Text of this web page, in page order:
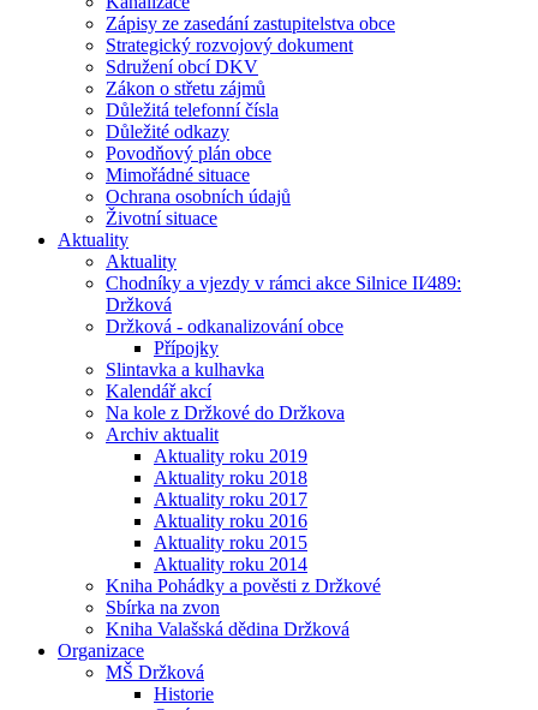
Zápisy ze zasedání zastupitelstva obce
Strategický rozvojový dokument
Sdružení obcí DKV
Zákon o střetu zájmů
Důležitá telefonní čísla
Důležité odkazy
Povodňový plán obce
Mimořádné situace
Ochrana osobních údajů
Životní situace
Aktuality
Aktuality
Chodníky a vjezdy v rámci akce Silnice II⁄489:
Držková
Držková - odkanalizování obce
Přípojky
Slintavka a kulhavka
Kalendář akcí
Na kole z Držkové do Držkova
Archiv aktualit
Aktuality roku 2019
Aktuality roku 2018
Aktuality roku 2017
Aktuality roku 2016
Aktuality roku 2015
Aktuality roku 2014
Kniha Pohádky a pověsti z Držkové
Sbírka na zvon
Kniha Valašská dědina Držková
Organizace
MŠ Držková
Historie